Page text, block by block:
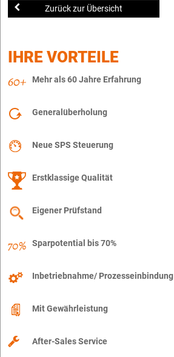
Zurück zur Übersicht
IHRE VORTEILE
Mehr als 60 Jahre Erfahrung
Generalüberholung
Neue SPS Steuerung
Erstklassige Qualität
Eigener Prüfstand
Sparpotential bis 70%
Inbetriebnahme/ Prozesseinbindung
Mit Gewährleistung
After-Sales Service